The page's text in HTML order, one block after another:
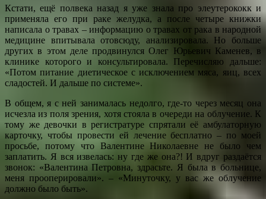
Кстати, ещё полвека назад я уже знала про элеутерококк и
применяла его при раке желудка, а после четыре книжки
написала о травах – информацию о травах от рака в народной
медицине впитывала отовсюду, анализировала. Но больше
других в этом деле продвинулся Олег Юрьевич Каменев, в
клинике которого и консультировала. Перечисляю дальше:
«Потом питание диетическое с исключением мяса, яиц, всех
сладостей. И дальше по системе».
В общем, я с ней занималась недолго, где-то через месяц она
исчезла из поля зрения, хотя стояла в очереди на облучение. К
тому же девочки в регистратуре спрятали её амбулаторную
карточку, чтобы провести ей лечение бесплатно – по моей
просьбе, потому что Валентине Николаевне не было чем
заплатить. Я вся извелась: ну где же она?! И вдруг раздаётся
звонок: «Валентина Петровна, здрасьте. Я была в больнице,
меня прооперировали». – «Минуточку, у вас же облучение
должно было быть».